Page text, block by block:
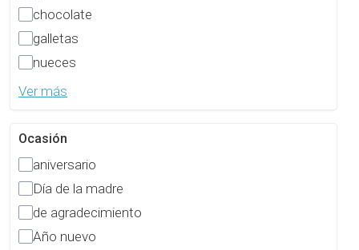
chocolate
galletas
nueces
Ver más
Ocasión
aniversario
Día de la madre
de agradecimiento
Año nuevo